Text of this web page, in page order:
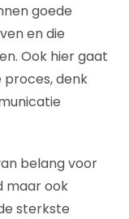
goede
en die
Ook hier gaat
denk
belang voor
maar ook
sterkste